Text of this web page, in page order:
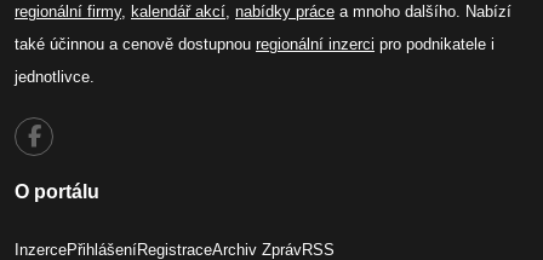
regionální firmy, kalendář akcí, nabídky práce a mnoho dalšího. Nabízí
také účinnou a cenově dostupnou regionální inzerci pro podnikatele i
jednotlivce.
O portálu
InzercePřihlášeníRegistraceArchiv ZprávRSS